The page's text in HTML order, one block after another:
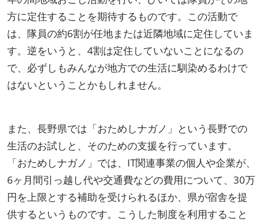
方に定住することを期待するものです。この活動で
は、隊員の約6割が任地または近隣地域に定住していま
す。逆をいうと、4割は定住していないことになるの
で、必ずしもみんなが地方での生活に馴染めるわけで
はないということかもしれません。
また、長野県では「おためしナガノ」という長野での
生活のお試しと、そのための支援を行っています。
「おためしナガノ」では、IT関連事業の個人や企業が、
6ヶ月間引っ越し代や交通費などの費用について、30万
円を上限とする補助を受けられるほか、県が宿舎を提
供するというものです。こうした制度を利用すること